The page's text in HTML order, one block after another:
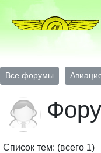
Все форумы
Список тем: (всего 1)